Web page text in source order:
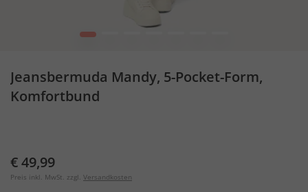
1
Jeansbermuda Mandy, 5-Pocket-Form,
Komfortbund
€ 49,99
Preis inkl. MwSt. zzgl. Versandkosten